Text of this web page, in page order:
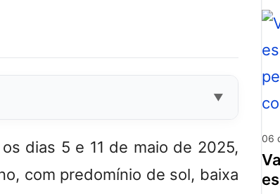
dias 5 e 11 de maio de 2025,
com predomínio de sol, baixa
06
vai estrear? reforço